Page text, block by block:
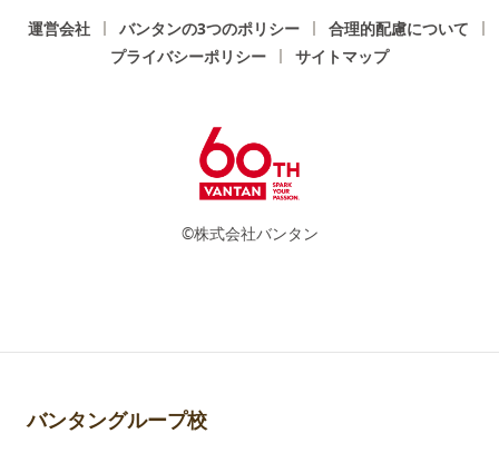
運営会社 バンタンの3つのポリシー
合理的配慮について
プライバシーポリシー
サイトマップ
©株式会社バンタン
バンタングループ校